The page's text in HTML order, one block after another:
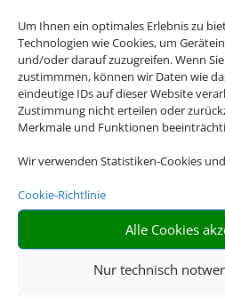
Um Ihnen ein optimales Erlebnis zu
Technologien wie Cookies, um
und/oder darauf zuzugreifen. Wenn
zustimmmen, können wir Daten wie
eindeutige IDs auf dieser Website
Zustimmung nicht erteilen oder
Merkmale und Funktionen
Wir verwenden Statistiken-Cookies
Cookie-Richtlinie
Alle Cookies
Nur technisch